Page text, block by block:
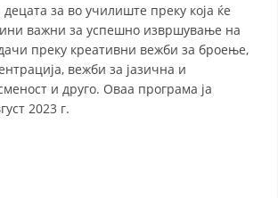
И ДЕЈСТВО ПРИ КАТАСТРОФИ
ТИМОВИ НА ООЦК ОХРИД
И ДЕЈСТВУВАЊЕ ПРИ КАТАСТРОФИ
децата за во училиште преку која ќе
важни за успешно извршување на
преку креативни вежби за броење,
вежби за јазична и
и друго. Оваа програма ја
2023 г.